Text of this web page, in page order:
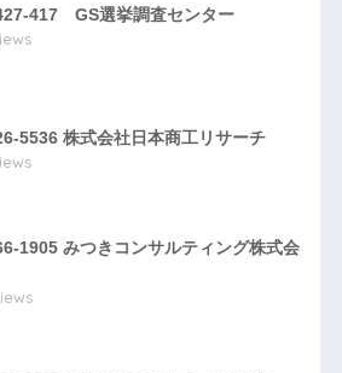
417 GS選挙調査センター
5536 株式会社日本商工リサーチ
1905 みつきコンサルティング株式会